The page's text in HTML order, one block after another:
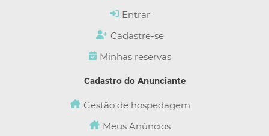
Entrar
Cadastre-se
Minhas reservas
Cadastro do Anunciante
Gestão de hospedagem
Meus Anúncios